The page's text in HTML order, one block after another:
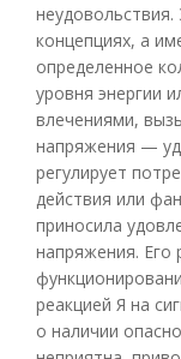
концепциях, а
определенное
уровня энергии
влечениями,
напряжения —
регулирует
действия или
приносила
напряжения. Его
реакцией Я на
о наличии